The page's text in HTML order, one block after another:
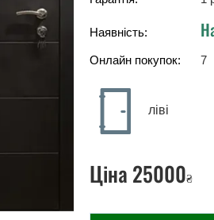
Наявність:
Онлайн покупок: 7
ліві
Ціна 25000₴